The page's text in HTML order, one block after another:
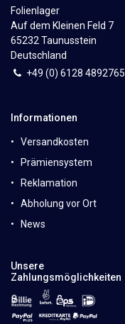
Folienlager
Auf dem Kleinen Feld 7
65232 Taunusstein
Deutschland
+49 (0) 6128 4892765
Informationen
Versandkosten
Prämiensystem
Reklamation
Abholung vor Ort
News
Unsere
Zahlungsmöglichkeiten